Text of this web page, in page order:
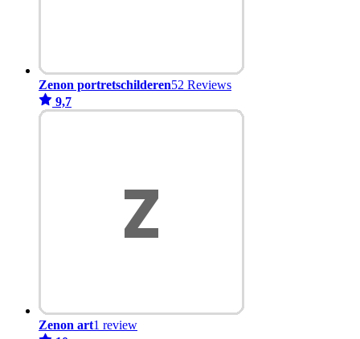
Zenon portretschilderen52 Reviews
9,7
Zenon art1 review